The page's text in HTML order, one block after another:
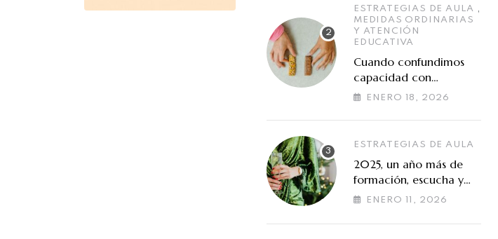
ESTRATEGIAS DE AULA ,
MEDIDAS ORDINARIAS
Y ATENCIÓN
EDUCATIVA
Cuando confundimos
capacidad con
preferencias de
ENERO 18, 2026
ESTRATEGIAS DE AULA
2025, un año más de
formación, escucha y
cooperación en torno a
ENERO 11, 2026